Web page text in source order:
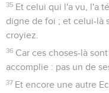
35 Et celui qui l'a vu, l'a
digne de foi ; et celui-là
croyiez.
36 Car ces choses-là
accomplie : pas un de
37 Et encore une autre